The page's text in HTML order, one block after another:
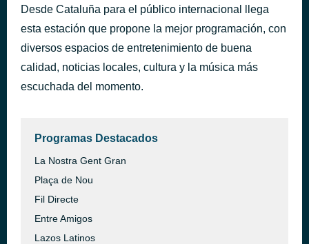
Desde Cataluña para el público internacional llega
esta estación que propone la mejor programación, con
diversos espacios de entretenimiento de buena
calidad, noticias locales, cultura y la música más
escuchada del momento.
Programas Destacados
La Nostra Gent Gran
Plaça de Nou
Fil Directe
Entre Amigos
Lazos Latinos